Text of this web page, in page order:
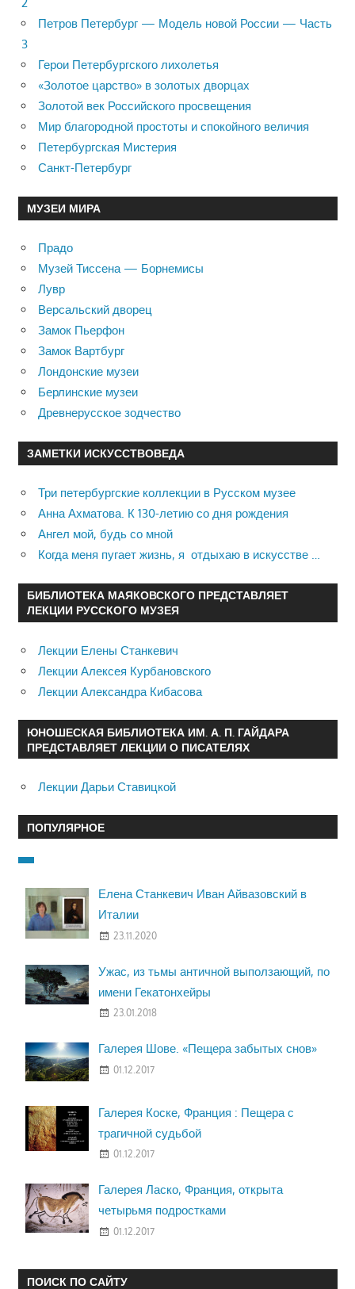
Петров Петербург — Модель новой России — Часть
3
Герои Петербургского лихолетья
«Золотое царство» в золотых дворцах
Золотой век Российского просвещения
Мир благородной простоты и спокойного величия
Петербургская Мистерия
Санкт-Петербург
МУЗЕИ МИРА
Прадо
Музей Тиссена — Борнемисы
Лувр
Версальский дворец
Замок Пьерфон
Замок Вартбург
Лондонские музеи
Берлинские музеи
Древнерусское зодчество
ЗАМЕТКИ ИСКУССТВОВЕДА
Три петербургские коллекции в Русском музее
Анна Ахматова. К 130-летию со дня рождения
Ангел мой, будь со мной
Когда меня пугает жизнь, я отдыхаю в искусстве …
БИБЛИОТЕКА МАЯКОВСКОГО ПРЕДСТАВЛЯЕТ
ЛЕКЦИИ РУССКОГО МУЗЕЯ
Лекции Елены Станкевич
Лекции Алексея Курбановского
Лекции Александра Кибасова
ЮНОШЕСКАЯ БИБЛИОТЕКА ИМ. А. П. ГАЙДАРА
ПРЕДСТАВЛЯЕТ ЛЕКЦИИ О ПИСАТЕЛЯХ
Лекции Дарьи Ставицкой
ПОПУЛЯРНОЕ
Елена Станкевич Иван Айвазовский в
Италии
23.11.2020
Ужас, из тьмы античной выползающий, по
имени Гекатонхейры
23.01.2018
Галерея Шове. «Пещера забытых снов»
01.12.2017
Галерея Коске, Франция : Пещера с
трагичной судьбой
01.12.2017
Галерея Ласко, Франция, открыта
четырьмя подростками
01.12.2017
ПОИСК ПО САЙТУ